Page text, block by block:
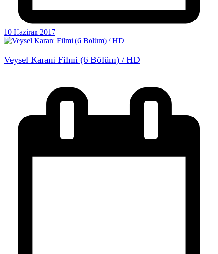
10 Haziran 2017
Veysel Karani Filmi (6 Bölüm) / HD